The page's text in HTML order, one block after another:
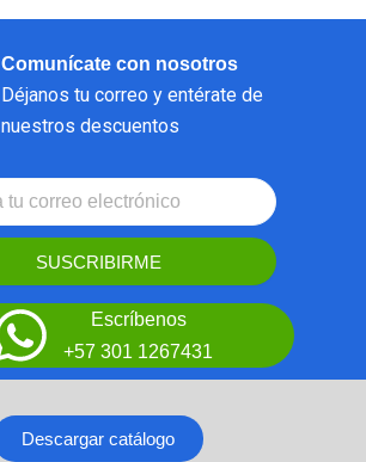
Comunícate con nosotros
Déjanos tu correo y entérate de
nuestros descuentos
SUSCRIBIRME
Escríbenos
+57 301 1267431
Descargar catálogo